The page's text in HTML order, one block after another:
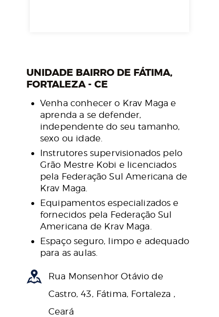
UNIDADE BAIRRO DE FÁTIMA,
FORTALEZA - CE
Venha conhecer o Krav Maga e
aprenda a se defender,
independente do seu tamanho,
sexo ou idade.
Instrutores supervisionados pelo
Grão Mestre Kobi e licenciados
pela Federação Sul Americana de
Krav Maga.
Equipamentos especializados e
fornecidos pela Federação Sul
Americana de Krav Maga.
Espaço seguro, limpo e adequado
para as aulas.
Rua Monsenhor Otávio de
Castro, 43, Fátima, Fortaleza ,
Ceará